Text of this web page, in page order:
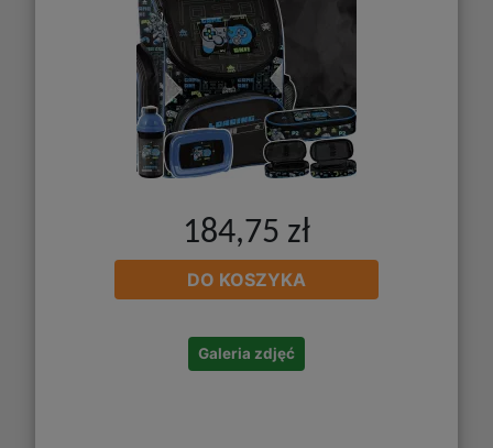
184,75 zł
DO KOSZYKA
Galeria zdjęć